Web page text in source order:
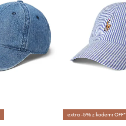
extra -5% z kodem: OFF*